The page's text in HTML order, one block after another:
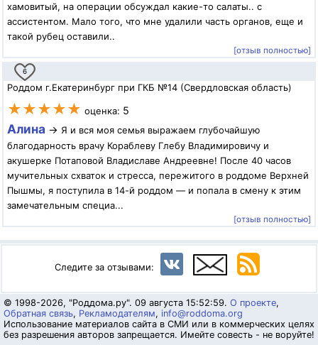
хамовитый, на операции обсуждал какие-то салаты.. с
ассистентом. Мало того, что мне удалили часть органов, еще и
такой рубец оставили..
[отзыв полностью]
6
Роддом г.Екатеринбург при ГКБ №14 (Свердловская область)
★★★★★ оценка: 5
Алина → Я и вся моя семья выражаем глубочайшую
благодарность врачу Кораблеву Глебу Владимировичу и
акушерке Потаповой Владиславе Андреевне! После 40 часов
мучительных схваток и стресса, пережитого в роддоме Верхней
Пышмы, я поступила в 14-й роддом — и попала в смену к этим
замечательным специа...
[отзыв полностью]
Следите за отзывами:
© 1998-2026, "Роддома.ру". 09 августа 15:52:59. О проекте,
Обратная связь, Рекламодателям, info@roddoma.org
Использование материалов сайта в СМИ или в коммерческих целях
без разрешения авторов запрещается. Имейте совесть - не воруйте!